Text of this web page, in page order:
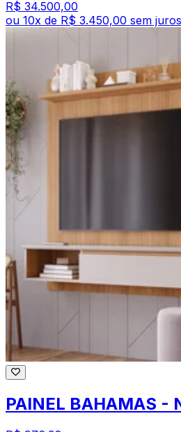
R$ 34.500,00
ou 10x de R$ 3.450,00 sem juros
PAINEL BAHAMAS -